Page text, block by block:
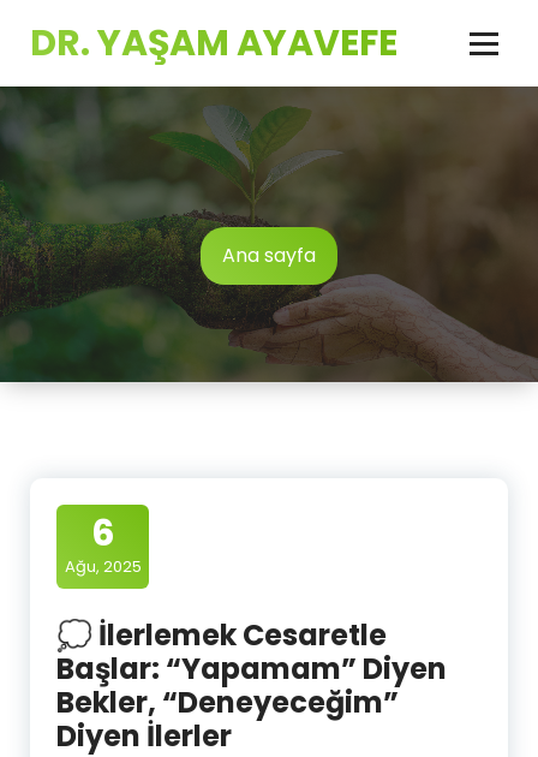
DR. YAŞAM AYAVEFE
Ana sayfa
6
Ağu, 2025
💭 İlerlemek Cesaretle
Başlar: “Yapamam” Diyen
Bekler, “Deneyeceğim”
Diyen İlerler